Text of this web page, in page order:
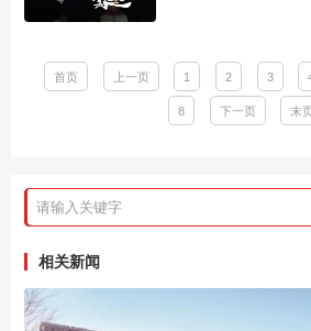
首页 上一页 1 2 3
8 下一页 末
相关新闻